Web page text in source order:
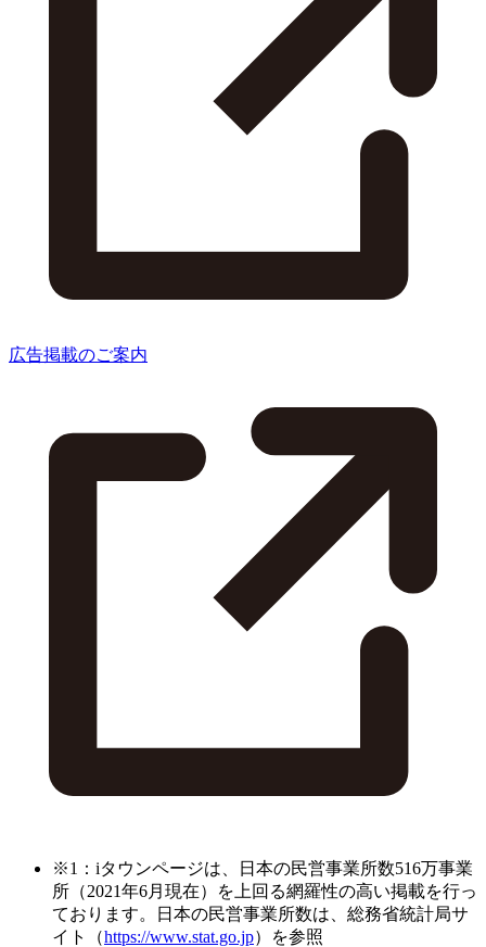
広告掲載のご案内
※1：iタウンページは、日本の民営事業所数516万事業
所（2021年6月現在）を上回る網羅性の高い掲載を行っ
ております。日本の民営事業所数は、総務省統計局サ
イト（https://www.stat.go.jp）を参照